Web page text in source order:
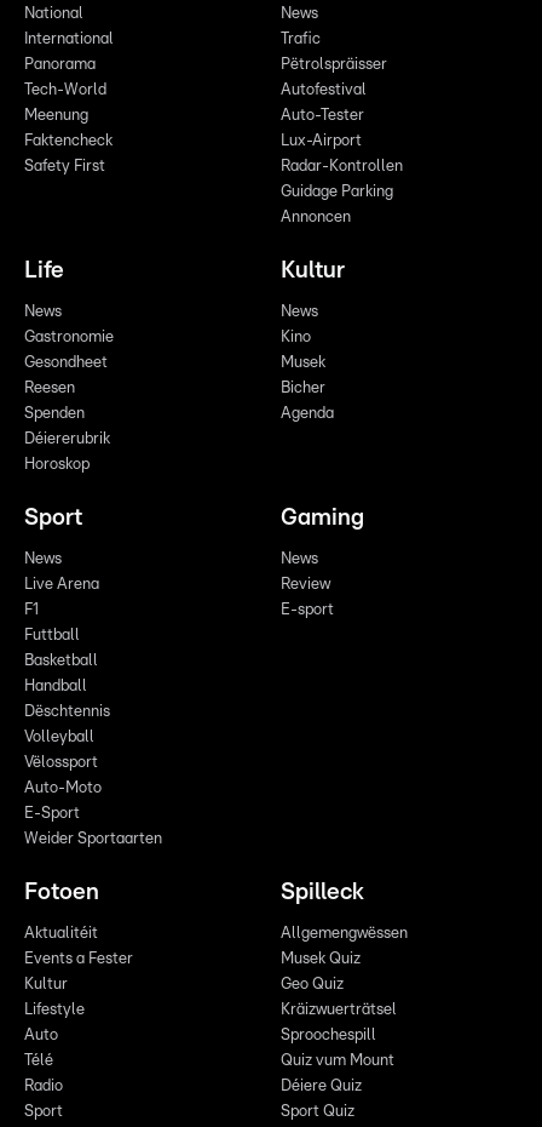
National
International
Panorama
Tech-World
Meenung
Faktencheck
Safety First
News
Trafic
Pëtrolspräisser
Autofestival
Auto-Tester
Lux-Airport
Radar-Kontrollen
Guidage Parking
Annoncen
Life
News
Gastronomie
Gesondheet
Reesen
Spenden
Déiererubrik
Horoskop
Kultur
News
Kino
Musek
Bicher
Agenda
Sport
News
Live Arena
F1
Futtball
Basketball
Handball
Dëschtennis
Volleyball
Vëlossport
Auto-Moto
E-Sport
Weider Sportaarten
Gaming
News
Review
E-sport
Fotoen
Aktualitéit
Events a Fester
Kultur
Lifestyle
Auto
Télé
Radio
Sport
Spilleck
Allgemengwëssen
Musek Quiz
Geo Quiz
Kräizwuerträtsel
Sproochespill
Quiz vum Mount
Déiere Quiz
Sport Quiz